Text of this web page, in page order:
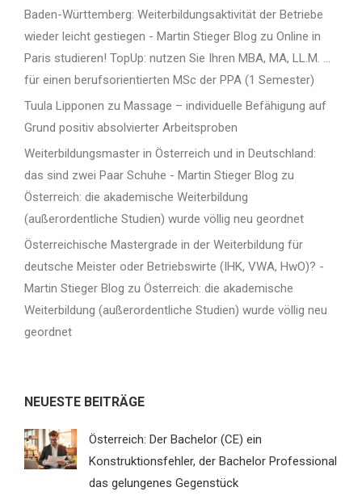
Baden-Württemberg: Weiterbildungsaktivität der Betriebe
wieder leicht gestiegen - Martin Stieger Blog zu Online in
Paris studieren! TopUp: nutzen Sie Ihren MBA, MA, LL.M. …
für einen berufsorientierten MSc der PPA (1 Semester)
Tuula Lipponen zu Massage – individuelle Befähigung auf
Grund positiv absolvierter Arbeitsproben
Weiterbildungsmaster in Österreich und in Deutschland:
das sind zwei Paar Schuhe - Martin Stieger Blog zu
Österreich: die akademische Weiterbildung
(außerordentliche Studien) wurde völlig neu geordnet
Österreichische Mastergrade in der Weiterbildung für
deutsche Meister oder Betriebswirte (IHK, VWA, HwO)? -
Martin Stieger Blog zu Österreich: die akademische
Weiterbildung (außerordentliche Studien) wurde völlig neu
geordnet
NEUESTE BEITRÄGE
Österreich: Der Bachelor (CE) ein
Konstruktionsfehler, der Bachelor Professional
das gelungenes Gegenstück